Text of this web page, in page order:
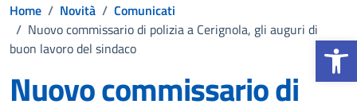
Apri la
Home / Novità / Comunicati
/ Nuovo commissario di polizia a Cerignola, gli auguri di
buon lavoro del sindaco
Nuovo commissario di